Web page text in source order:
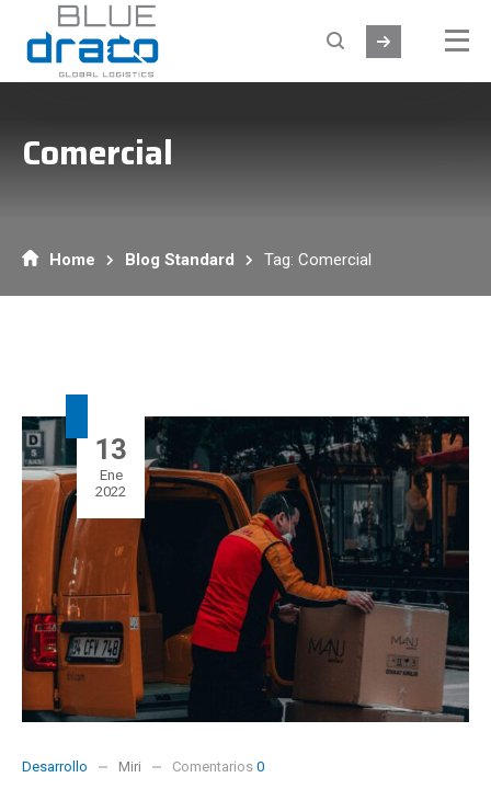
Comercial
Home Blog Standard Tag: Comercial
13
Ene
2022
Desarrollo Miri Comentarios 0